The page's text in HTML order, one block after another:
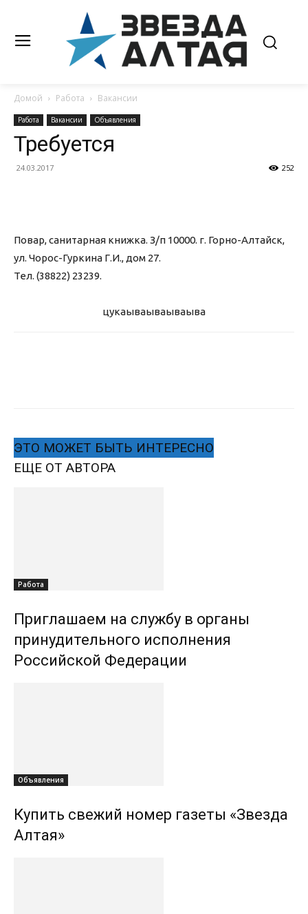
Домой Работа Вакансии
Работа Вакансии Объявления
Требуется
24.03.2017 252
Повар, санитарная книжка. З/п 10000. г. Горно-Алтайск,
ул. Чорос-Гуркина Г.И., дом 27.
Тел. (38822) 23239.
цукаываываываыва
ЭТО МОЖЕТ БЫТЬ ИНТЕРЕСНО
ЕЩЕ ОТ АВТОРА
Работа
Приглашаем на службу в органы
принудительного исполнения
Российской Федерации
Объявления
Купить свежий номер газеты «Звезда
Алтая»